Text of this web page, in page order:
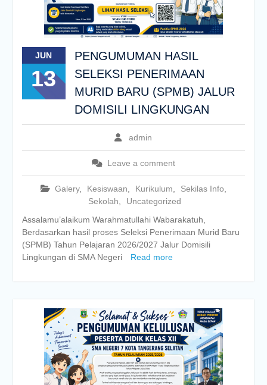
JUN
13
PENGUMUMAN HASIL
SELEKSI PENERIMAAN
MURID BARU (SPMB) JALUR
DOMISILI LINGKUNGAN
admin
Leave a comment
Galery, Kesiswaan Kurikulum Sekilas Info
Sekolah
Uncategorized
Assalamu’alaikum Warahmatullahi Wabarakatuh,
Berdasarkan hasil proses Seleksi Penerimaan Murid Baru
(SPMB) Tahun Pelajaran 2026/2027 Jalur Domisili
Lingkungan di SMA Negeri
Read more